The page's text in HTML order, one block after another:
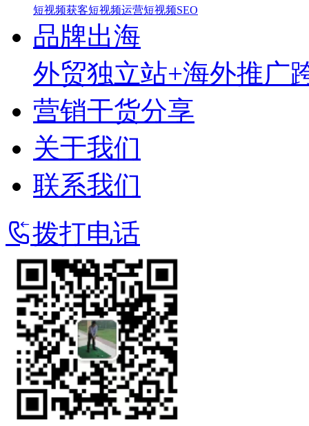
短视频获客短视频运营短视频SEO
品牌出海
外贸独立站+海外推广
营销干货分享
关于我们
联系我们
拨打电话